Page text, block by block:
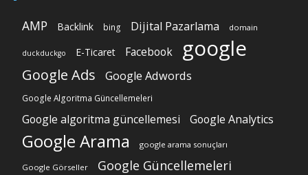
AMP Backlink bing Dijital Pazarlama domain
duckduckgo E-Ticaret Facebook google
Google Ads Google Adwords
Google Algoritma Güncellemeleri
Google algoritma güncellemesi Google Analytics
Google Arama google arama sonuçları
Google Görseller Google Güncellemeleri